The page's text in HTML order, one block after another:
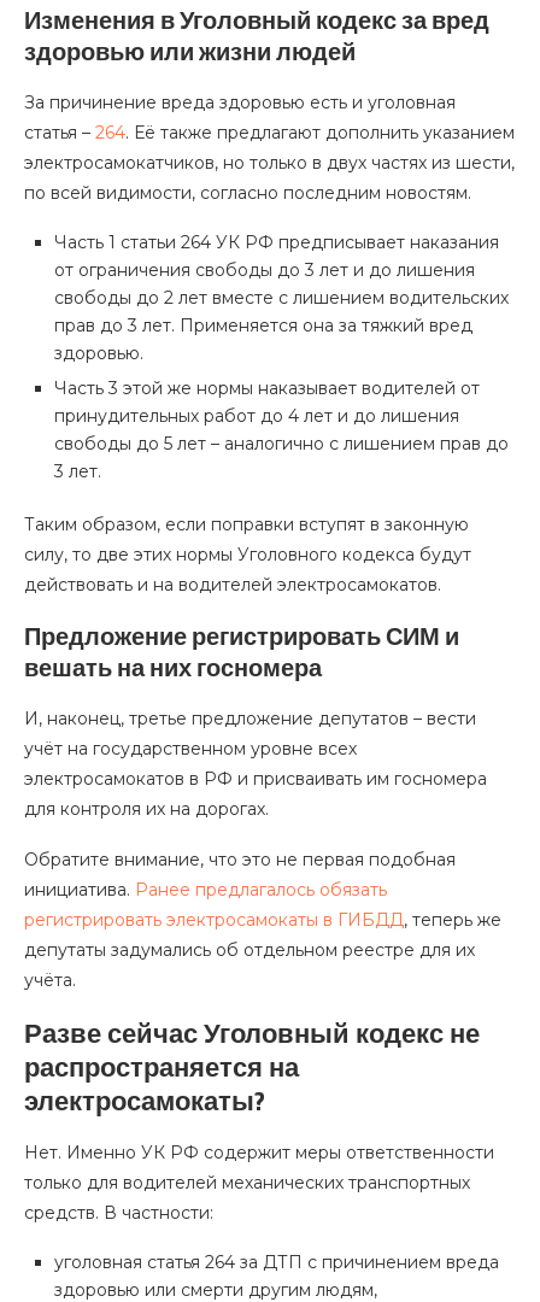
Изменения в Уголовный кодекс за вред
здоровью или жизни людей
За причинение вреда здоровью есть и уголовная
статья – 264. Её также предлагают дополнить указанием
электросамокатчиков, но только в двух частях из шести,
по всей видимости, согласно последним новостям.
Часть 1 статьи 264 УК РФ предписывает наказания
от ограничения свободы до 3 лет и до лишения
свободы до 2 лет вместе с лишением водительских
прав до 3 лет. Применяется она за тяжкий вред
здоровью.
Часть 3 этой же нормы наказывает водителей от
принудительных работ до 4 лет и до лишения
свободы до 5 лет – аналогично с лишением прав до
3 лет.
Таким образом, если поправки вступят в законную
силу, то две этих нормы Уголовного кодекса будут
действовать и на водителей электросамокатов.
Предложение регистрировать СИМ и
вешать на них госномера
И, наконец, третье предложение депутатов – вести
учёт на государственном уровне всех
электросамокатов в РФ и присваивать им госномера
для контроля их на дорогах.
Обратите внимание, что это не первая подобная
инициатива. Ранее предлагалось обязать
регистрировать электросамокаты в ГИБДД, теперь же
депутаты задумались об отдельном реестре для их
учёта.
Разве сейчас Уголовный кодекс не
распространяется на
электросамокаты?
Нет. Именно УК РФ содержит меры ответственности
только для водителей механических транспортных
средств. В частности:
уголовная статья 264 за ДТП с причинением вреда
здоровью или смерти другим людям,